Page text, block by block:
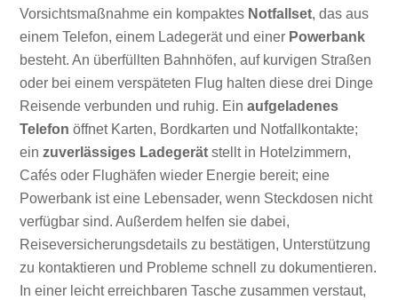
Vorsichtsmaßnahme ein kompaktes Notfallset, das aus
einem Telefon, einem Ladegerät und einer Powerbank
besteht. An überfüllten Bahnhöfen, auf kurvigen Straßen
oder bei einem verspäteten Flug halten diese drei Dinge
Reisende verbunden und ruhig. Einaufgeladenes
Telefon öffnet Karten, Bordkarten und Notfallkontakte;
einzuverlässiges Ladegerät stellt in Hotelzimmern,
Cafés oder Flughäfen wieder Energie bereit; eine
Powerbank ist eine Lebensader, wenn Steckdosen nicht
verfügbar sind. Außerdem helfen sie dabei,
Reiseversicherungsdetails zu bestätigen, Unterstützung
zu kontaktieren und Probleme schnell zu dokumentieren.
In einer leicht erreichbaren Tasche zusammen verstaut,